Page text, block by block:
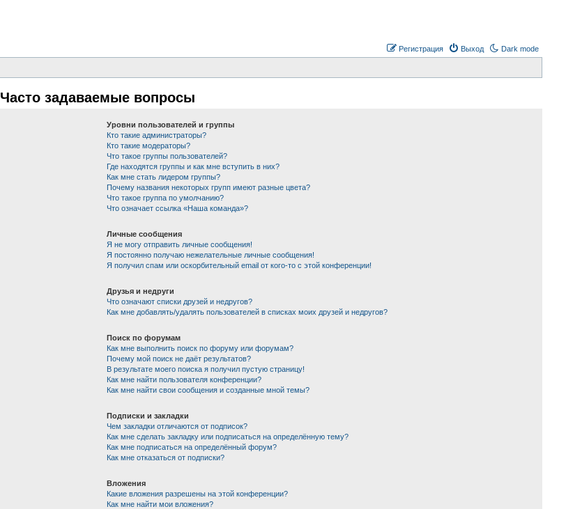
Dark mode
Выход
Регистрация
Часто задаваемые вопросы
Уровни пользователей и группы
Кто такие администраторы?
Кто такие модераторы?
Что такое группы пользователей?
Где находятся группы и как мне вступить в них?
Как мне стать лидером группы?
Почему названия некоторых групп имеют разные цвета?
Что такое группа по умолчанию?
Что означает ссылка «Наша команда»?
Личные сообщения
Я не могу отправить личные сообщения!
Я постоянно получаю нежелательные личные сообщения!
Я получил спам или оскорбительный email от кого-то с этой конференции!
Друзья и недруги
Что означают списки друзей и недругов?
Как мне добавлять/удалять пользователей в списках моих друзей и недругов?
Поиск по форумам
Как мне выполнить поиск по форуму или форумам?
Почему мой поиск не даёт результатов?
В результате моего поиска я получил пустую страницу!
Как мне найти пользователя конференции?
Как мне найти свои сообщения и созданные мной темы?
Подписки и закладки
Чем закладки отличаются от подписок?
Как мне сделать закладку или подписаться на определённую тему?
Как мне подписаться на определённый форум?
Как мне отказаться от подписки?
Вложения
Какие вложения разрешены на этой конференции?
Как мне найти мои вложения?